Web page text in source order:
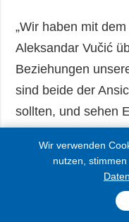
„Wir haben mit
Aleksandar Vučić
Beziehungen
sind beide der
sollten, und sehen
designierter
der Vize-
euro-atlantische
nächsten Tagen in
Wir verwenden
nutzen,